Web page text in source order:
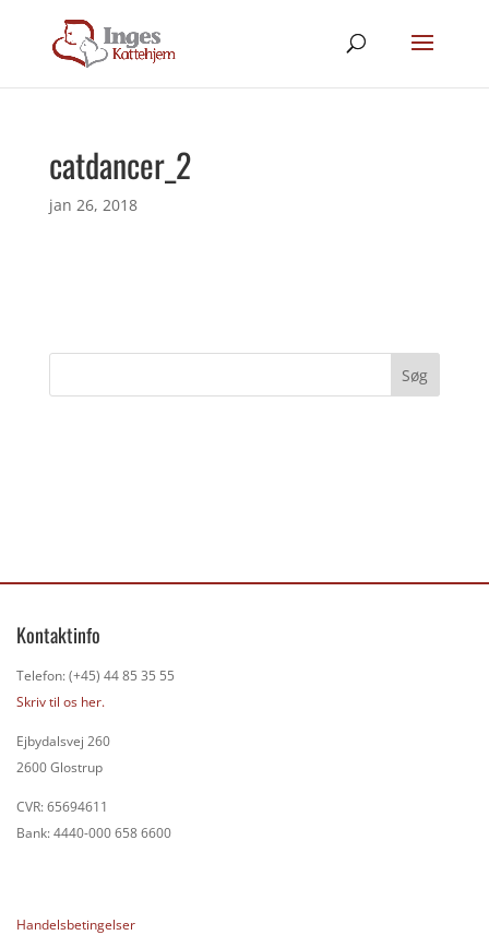
catdancer_2
jan 26, 2018
Kontaktinfo
Telefon: (+45) 44 85 35 55
Skriv til os her.
Ejbydalsvej 260
2600 Glostrup
CVR: 65694611
Bank: 4440-000 658 6600
Handelsbetingelser